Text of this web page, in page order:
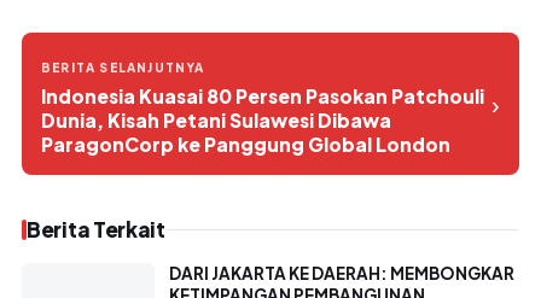
BERITA SELANJUTNYA
Indonesia Kuasai 80 Persen Pasokan Patchouli
Dunia, Kisah Petani Sulawesi Dibawa
ParagonCorp ke Panggung Global London
›
Berita Terkait
DARI JAKARTA KE DAERAH: MEMBONGKAR